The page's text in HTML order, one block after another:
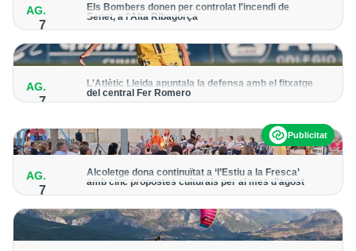
AG.
7
Els Bombers donen per controlat l'incendi de
Senet, a l'Alta Ribagorça
El cos manté la vigilància de la zona amb drons i mitjans aeris
AG.
7
L'Atlètic Lleida apuntala la defensa amb el fitxatge
del central Fer Romero
Publicitat
AG.
7
Alcoletge dona continuïtat a ‘l’Estiu a la Fresca’
amb cinc propostes culturals per al mes d’agost
Un dels grans protagonistes de la programació serà